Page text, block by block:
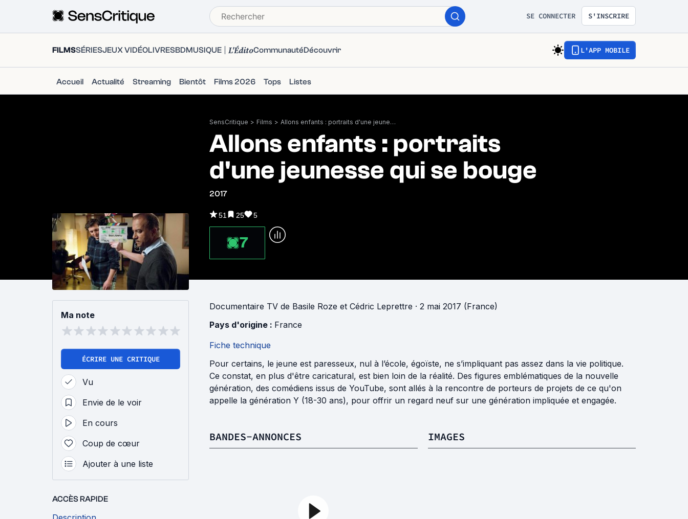
SE CONNECTER S'INSCRIRE
FILMSSÉRIESJEUX VIDÉOLIVRESBDMUSIQUE L'ÉditoCommunautéDécouvrir L'APP MOBILE
Accueil Actualité Streaming Bientôt Films 2026 Tops Listes
SensCritique > Films > Allons enfants : portraits d'une jeunesse qui se bouge
Allons enfants : portraits
d'une jeunesse qui se bouge
2017
51 25 5
7
Ma note
ÉCRIRE UNE CRITIQUE
Vu
Envie de le voir
En cours
Coup de cœur
Ajouter à une liste
ACCÈS RAPIDE
Documentaire TV de Basile Roze et Cédric Leprettre · 2 mai 2017 (France)
Pays d'origine : France
Fiche technique
Pour certains, le jeune est paresseux, nul à l’école, égoïste, ne s’impliquant pas assez dans la vie politique.
Ce constat, en plus d'être caricatural, est bien loin de la réalité. Des figures emblématiques de la nouvelle
génération, des comédiens issus de YouTube, sont allés à la rencontre de porteurs de projets de ce qu'on
appelle la génération Y (18-30 ans), pour offrir un regard neuf sur une génération impliquée et engagée.
BANDES-ANNONCES IMAGES